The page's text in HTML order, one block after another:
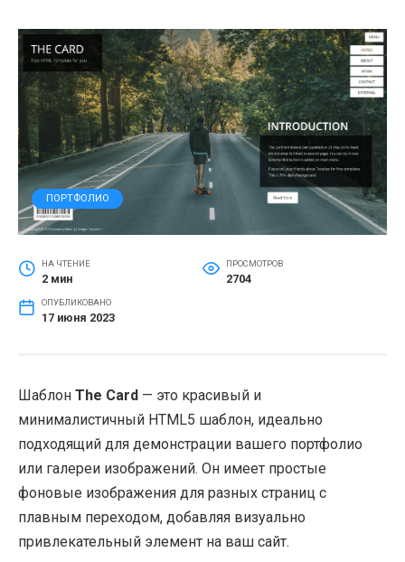
ПОРТФОЛИО
НА ЧТЕНИЕ
2 мин
ПРОСМОТРОВ
2704
ОПУБЛИКОВАНО
17 июня 2023
Шаблон The Card — это красивый и
минималистичный HTML5 шаблон, идеально
подходящий для демонстрации вашего портфолио
или галереи изображений. Он имеет простые
фоновые изображения для разных страниц с
плавным переходом, добавляя визуально
привлекательный элемент на ваш сайт.